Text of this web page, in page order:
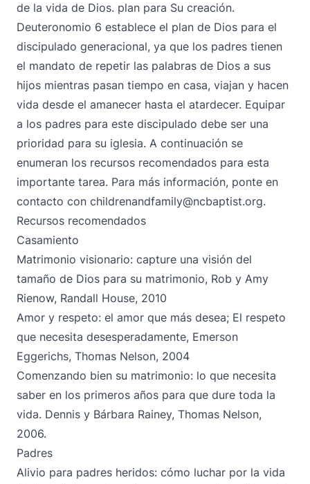
de la vida de Dios. plan para Su creación.
Deuteronomio 6 establece el plan de Dios para el
discipulado generacional, ya que los padres tienen
el mandato de repetir las palabras de Dios a sus
hijos mientras pasan tiempo en casa, viajan y hacen
vida desde el amanecer hasta el atardecer. Equipar
a los padres para este discipulado debe ser una
prioridad para su iglesia. A continuación se
enumeran los recursos recomendados para esta
importante tarea. Para más información, ponte en
contacto con childrenandfamily@ncbaptist.org.
Recursos recomendados
Casamiento
Matrimonio visionario: capture una visión del
tamaño de Dios para su matrimonio, Rob y Amy
Rienow, Randall House, 2010
Amor y respeto: el amor que más desea; El respeto
que necesita desesperadamente, Emerson
Eggerichs, Thomas Nelson, 2004
Comenzando bien su matrimonio: lo que necesita
saber en los primeros años para que dure toda la
vida. Dennis y Bárbara Rainey, Thomas Nelson,
2006.
Padres
Alivio para padres heridos: cómo luchar por la vida